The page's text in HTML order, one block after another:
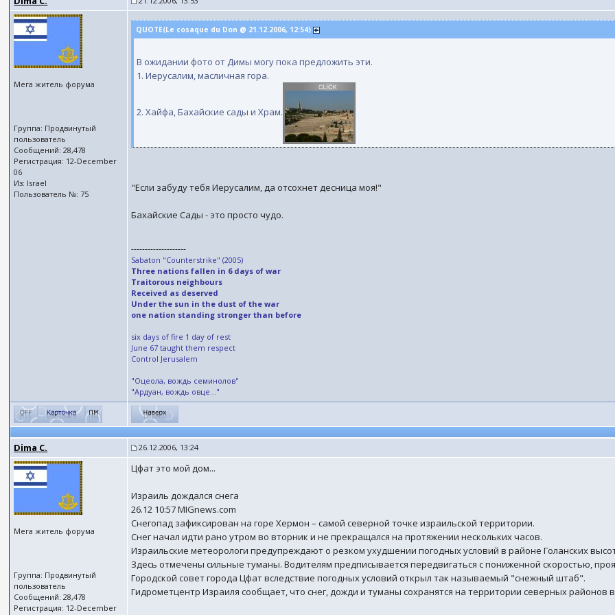
Мега житель форума
Группа: Продвинутый
пользователь
Сообщений: 28,478
Регистрация: 12-December
06
Из: Israel
Пользователь №: 75
QUOTE(Le cosaque du Don @ 21.12.2006, 12:54)
В ожидании фото от Димы могу пока предложить эти.
1. Иерусалим, масличная гора.
2. Хайфа, Бахайские сады и Храм.
"Если забуду тебя Иерусалим, да отсохнет десница моя!"
Бахайские Сады - это просто чудо.
--------------------
Sabaton "Counterstrike" (2005)
Three nations fallen in 6 days of war
Traitorous neighbours
Received as deserved
Under the sun in the dust of the war
one nation standing stronger than before
six days of fire 1 day of rest
June 67 taught them respect
Control Jerusalem
"Оцеола, вождь семинолов"
"Ардуан, вождь овце..."
Dima C. 26.12.2006, 13:24
Мега житель форума
Группа: Продвинутый
пользователь
Сообщений: 28,478
Регистрация: 12-December
Цфат это мой дом...
Израиль дождался снега
26.12 10:57 MIGnews.com
Снегопад зафиксирован на горе Хермон – самой северной точке израильской территории.
Снег начал идти рано утром во вторник и не прекращался на протяжении нескольких часов.
Израильские метеорологи предупреждают о резком ухудшении погодных условий в районе Голанских
Здесь отмечены сильные туманы. Водителям предписывается передвигаться с пониженной скоростью,
Городской совет города Цфат вследствие погодных условий открыл так называемый "снежный штаб".
Гидрометцентр Израиля сообщает, что снег, дожди и туманы сохранятся на территории северных районов